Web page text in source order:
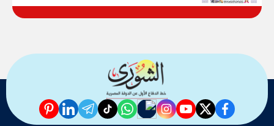
facebook
twitter
youtube
instagram
nabd
whatsapp
tiktok
telegram
linkedin
pinterest